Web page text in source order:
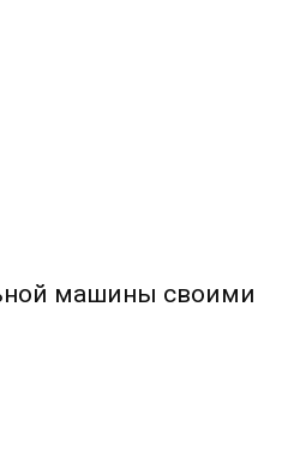
машины своими